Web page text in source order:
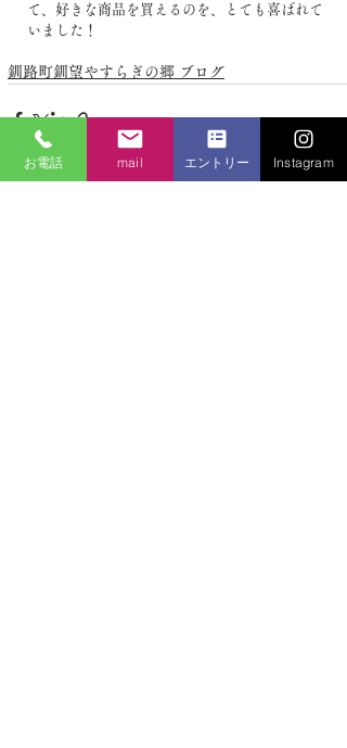
て、好きな商品を買えるのを、とても喜ばれて
いました！
釧路町釧望やすらぎの郷 ブログ
お電話 mail エントリー Instagram